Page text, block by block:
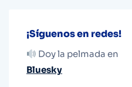
¡Síguenos en redes!
Doy la pelmada en
Bluesky